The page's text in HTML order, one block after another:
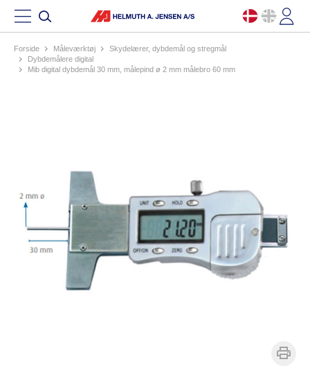
Forside måleværktøj
skydelærer, dybdemål og stregmål
dybdemålere digital
mib digital dybdemål 30 mm, målepind ø 2 mm målebro 60 mm